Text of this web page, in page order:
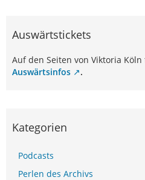
Auswärtstickets
Auf den Seiten von Viktoria
Auswärtsinfos
.
Kategorien
Podcasts
Perlen des Archivs